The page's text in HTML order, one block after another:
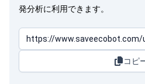
発分析に利用できます。
コピ